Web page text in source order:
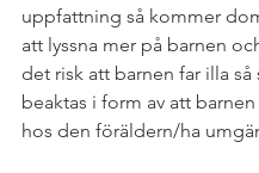
uppfattning så kommer
att lyssna mer på barnen
det risk att barnen far illa så
beaktas i form av att
hos den föräldern/ha